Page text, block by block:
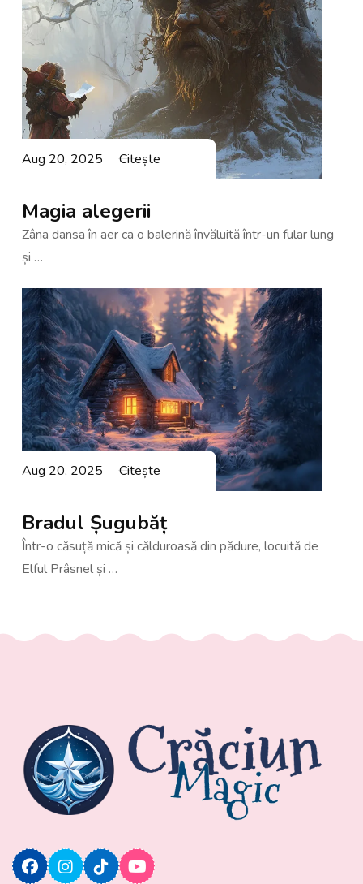
Aug 20, 2025 Citește
Magia alegerii
Zâna dansa în aer ca o balerină învăluită într-un fular lung
și …
Aug 20, 2025 Citește
Bradul Șugubăț
Într-o căsuță mică și călduroasă din pădure, locuită de
Elful Prâsnel și …